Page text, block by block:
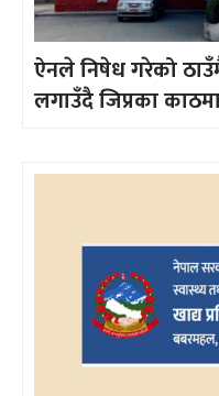
ऐनले निषेध गरेको
लगाउँदै जिप्रका